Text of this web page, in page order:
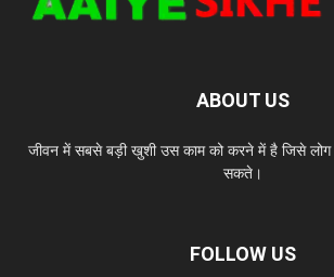
ABOUT US
जीवन में सबसे बड़ी खुशी उस काम को करने में है जिसे
सकते।
FOLLOW US